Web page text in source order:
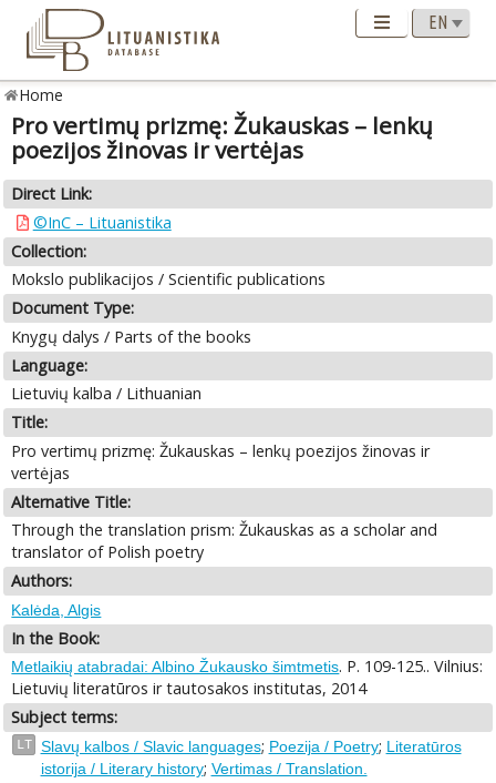
Home
Pro vertimų prizmę: Žukauskas – lenkų
poezijos žinovas ir vertėjas
Direct Link:
©InC – Lituanistika
Collection:
Mokslo publikacijos / Scientific publications
Document Type:
Knygų dalys / Parts of the books
Language:
Lietuvių kalba / Lithuanian
Title:
Pro vertimų prizmę: Žukauskas – lenkų poezijos žinovas ir
vertėjas
Alternative Title:
Through the translation prism: Žukauskas as a scholar and
translator of Polish poetry
Authors:
Kalėda, Algis
In the Book:
Metlaikių atabradai: Albino Žukausko šimtmetis. P. 109-125.. Vilnius:
Lietuvių literatūros ir tautosakos institutas, 2014
Subject terms:
LT Slavų kalbos / Slavic languages; Poezija / Poetry; Literatūros
istorija / Literary history; Vertimas / Translation.